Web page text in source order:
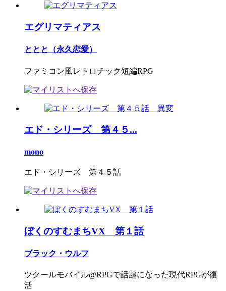
エグリマティアス
ととと（永久恋愛）
ファミコン風レトロチック短編RPG
エド・シリーズ 第４５...
mono
エド・シリーズ 第４５話
ぼくのすむまちVX 第１話
ブラック・ウルフ
ツクールモバイル@RPGで話題になった現代RPGが復
活